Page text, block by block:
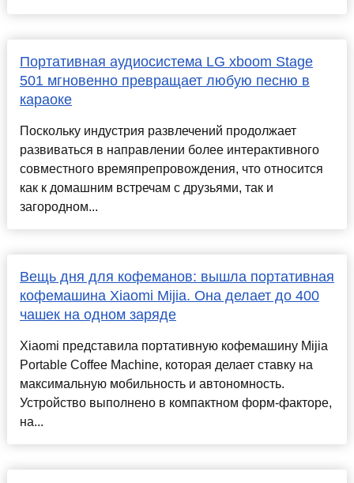
Портативная аудиосистема LG xboom Stage
501 мгновенно превращает любую песню в
караоке
Поскольку индустрия развлечений продолжает
развиваться в направлении более интерактивного
совместного времяпрепровождения, что относится
как к домашним встречам с друзьями, так и
загородном...
Вещь дня для кофеманов: вышла портативная
кофемашина Xiaomi Mijia. Она делает до 400
чашек на одном заряде
Xiaomi представила портативную кофемашину Mijia
Portable Coffee Machine, которая делает ставку на
максимальную мобильность и автономность.
Устройство выполнено в компактном форм-факторе,
на...